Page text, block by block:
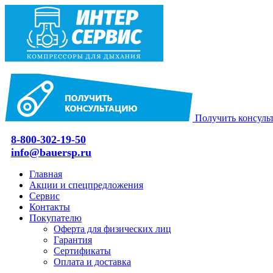
Получить
8-800-302-19-50
info@bauersp.ru
Главная
Акции и спецпредложения
Сервис
Контакты
Покупателю
Оферта для физических лиц
Гарантия
Сертификаты
Оплата и доставка